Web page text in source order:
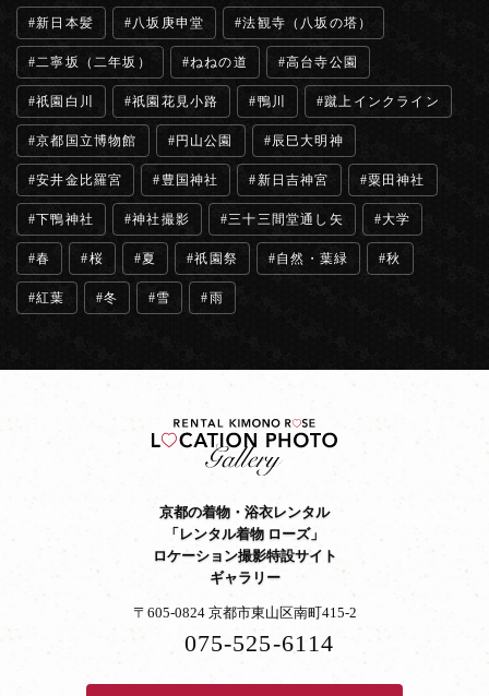
新日本髪 八坂庚申堂 法観寺（八坂の塔）
二寧坂（二年坂） ねねの道 高台寺公園
祇園白川 祇園花見小路 鴨川 蹴上インクライン
京都国立博物館 円山公園 辰巳大明神
安井金比羅宮 豊国神社 新日吉神宮 粟田神社
下鴨神社 神社撮影 三十三間堂通し矢 大学
春 桜 夏 祇園祭 自然・葉緑 秋
紅葉 冬 雪 雨
京都の着物・浴衣レンタル
「レンタル着物 ローズ」
ロケーション撮影特設サイト
ギャラリー
〒605-0824 京都市東山区南町415-2
075-525-6114